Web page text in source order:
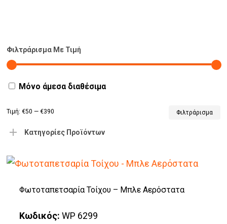
Φιλτράρισμα Με Τιμή
Μόνο άμεσα διαθέσιμα
Φιλτράρισμα
Τιμή:€50 —€390
Κατηγορίες Προϊόντων
Φωτοταπετσαρία Τοίχου – Μπλε Αερόστατα
Κωδικός: WP 6299